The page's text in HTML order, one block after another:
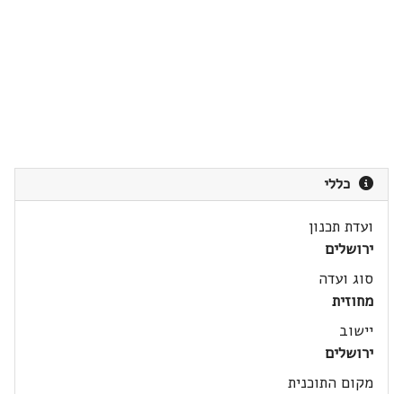
כללי
ועדת תכנון
ירושלים
סוג ועדה
מחוזית
יישוב
ירושלים
מקום התוכנית